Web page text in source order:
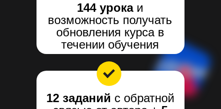
144 урокаи
возможность получать
обновления курса в
течении обучения
12 заданий с обратной